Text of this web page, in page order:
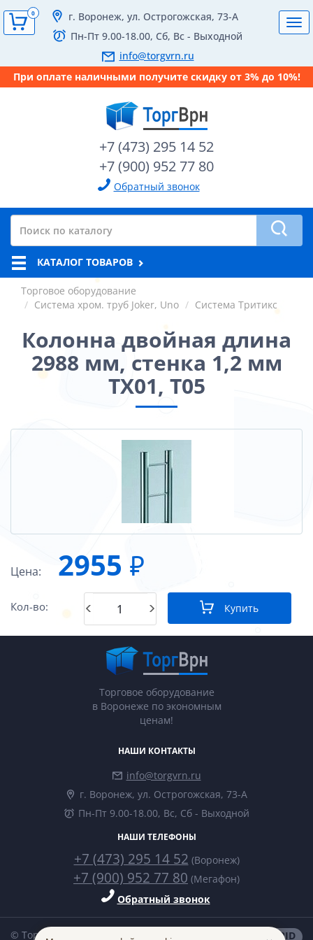
г. Воронеж, ул. Острогожская, 73-А
Пн-Пт 9.00-18.00, Сб, Вс - Выходной
info@torgvrn.ru
При оплате наличными получите скидку от 3% до 10%!
+7 (473) 295 14 52
+7 (900) 952 77 80
Обратный звонок
0
КАТАЛОГ ТОВАРОВ
Торговое оборудование
Система хром. труб Joker, Uno
Система Тритикс
Колонна двойная длина
2988 мм, стенка 1,2 мм
TX01, Т05
Цена: 2955 ₽
Кол-во: Купить
Торговое оборудование
в Воронеже по экономным
ценам!
НАШИ КОНТАКТЫ
info@torgvrn.ru
г. Воронеж, ул. Острогожская, 73-А
Пн-Пт 9.00-18.00, Вс, Сб - Выходной
НАШИ ТЕЛЕФОНЫ
+7 (473) 295 14 52 (Воронеж)
+7 (900) 952 77 80 (Мегафон)
Обратный звонок
INTRID
© ТоргВрн 2014-2026